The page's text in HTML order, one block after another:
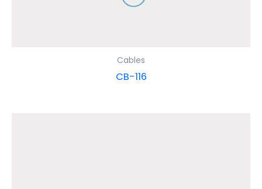
Cables
CB-116